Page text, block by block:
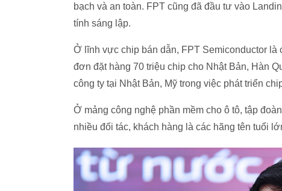
bạch và an toàn. FPT cũng đã đầu tư vào
tính sáng lập.
Ở lĩnh vực chip bán dẫn, FPT Semiconductor
đơn đặt hàng 70 triệu chip cho Nhật Bản, Hàn
công ty tại Nhật Bản, Mỹ trong việc phát triển
Ở mảng công nghệ phần mềm cho ô tô, tập
nhiều đối tác, khách hàng là các hãng tên tuổi